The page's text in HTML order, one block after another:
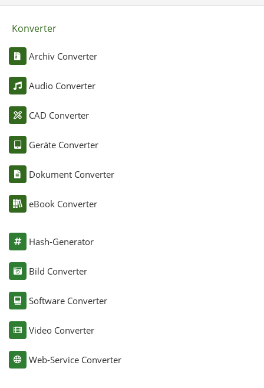
Konverter
Archiv Converter
Audio Converter
CAD Converter
Geräte Converter
Dokument Converter
eBook Converter
Hash-Generator
Bild Converter
Software Converter
Video Converter
Web-Service Converter